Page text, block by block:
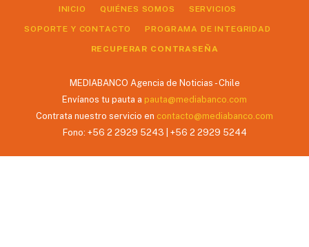
INICIO QUIÉNES SOMOS SERVICIOS
SOPORTE Y CONTACTO PROGRAMA DE INTEGRIDAD
RECUPERAR CONTRASEÑA
MEDIABANCO Agencia de Noticias - Chile
Envíanos tu pauta a pauta@mediabanco.com
Contrata nuestro servicio en contacto@mediabanco.com
Fono: +56 2 2929 5243 | +56 2 2929 5244